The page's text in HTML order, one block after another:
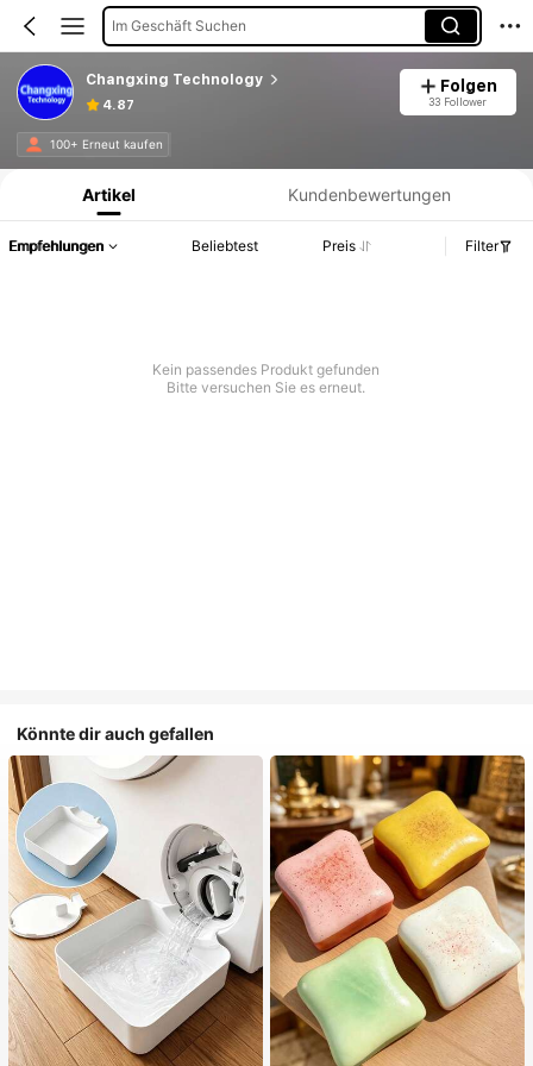
Im Geschäft Suchen
Changxing Technology
4.87
Folgen
33 Follower
100+ Erneut kaufen
Produktinformation: Preisangabe, Verkaufs- und Lagerbestandsdetails.
Artikel Kundenbewertungen
Empfehlungen Beliebtest Preis Filter
Kein passendes Produkt gefunden
Bitte versuchen Sie es erneut.
Könnte dir auch gefallen